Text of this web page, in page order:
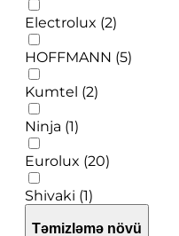
Electrolux (2)
HOFFMANN (5)
Kumtel (2)
Ninja (1)
Eurolux (20)
Shivaki (1)
Təmizləmə növü